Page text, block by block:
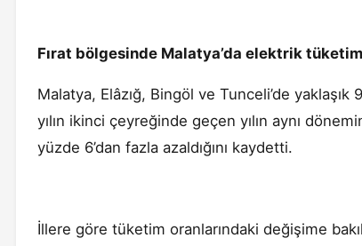
Fırat bölgesinde Malatya’da elektrik
Malatya, Elâzığ, Bingöl ve Tunceli’de
yılın ikinci çeyreğinde geçen yılın aynı
yüzde 6’dan fazla azaldığını kaydetti.
İllere göre tüketim oranlarındaki değişime